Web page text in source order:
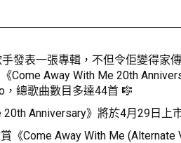
發表一張專輯，不但令佢變得家
Come Away With Me 20th
，總歌曲數目多達44首 🎼
20th Anniversary》將於4月29日上
《Come Away With Me (Alternate